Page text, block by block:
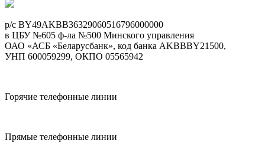
p/c BY49AKBB36329060516796000000
в ЦБУ №605 ф-ла №500 Минского управления
ОАО «АСБ «Беларусбанк», код банка AKBBBY21500,
УНП 600059299, ОКПО 05565942
Горячие телефонные линии
Прямые телефонные линии